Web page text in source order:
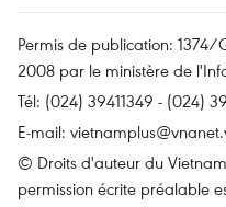
Permis de publication: 1374/
2008 par le ministère de
Tél: (024) 39411349 - (024)
E-mail:
© Droits d'auteur du
permission écrite préalable